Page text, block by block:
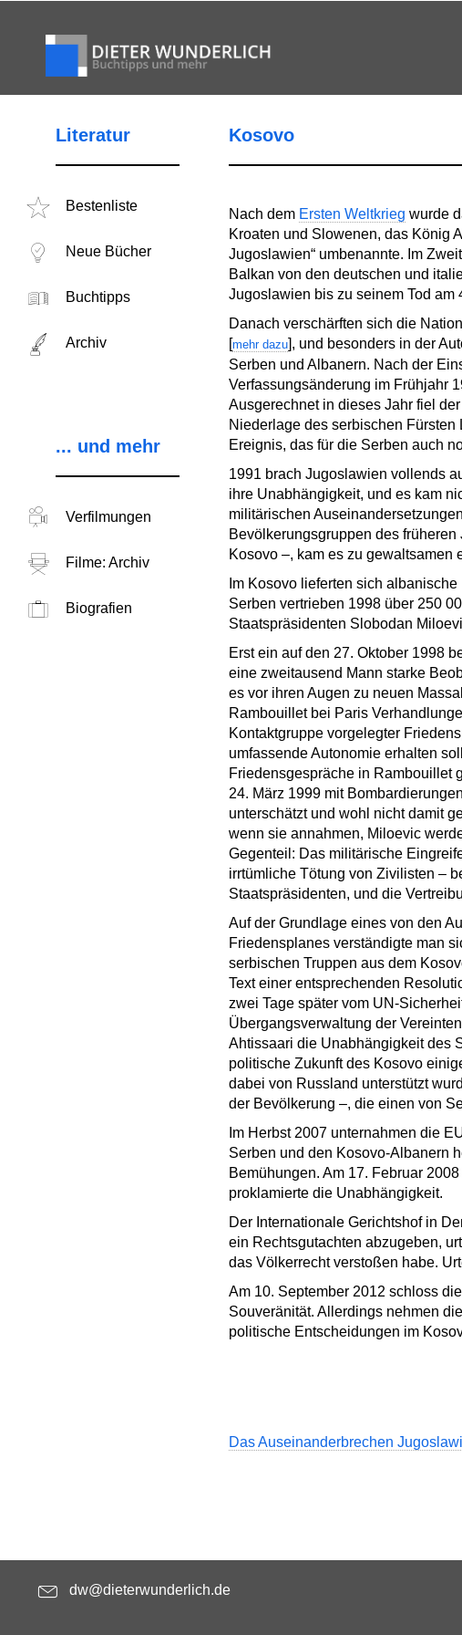
Literatur
Bestenliste
Neue Bücher
Buchtipps
Archiv
... und mehr
Verfilmungen
Filme: Archiv
Biografien
Kosovo
Nach dem Ersten Weltkrieg wurde
Kroaten und Slowenen, das König
Jugoslawien“ umbenannte. Im
Balkan von den deutschen und
Jugoslawien bis zu seinem Tod am
Danach verschärften sich die
[mehr dazu], und besonders in der
Serben und Albanern. Nach der
Verfassungsänderung im Frühjahr
Ausgerechnet in dieses Jahr fiel
Niederlage des serbischen
Ereignis, das für die Serben auch
1991 brach Jugoslawien vollends
ihre Unabhängigkeit, und es kam
militärischen
Bevölkerungsgruppen des
Kosovo –, kam es zu gewaltsamen
Im Kosovo lieferten sich
Serben vertrieben 1998 über 250
Staatspräsidenten Slobodan
Erst ein auf den 27. Oktober 1998
eine zweitausend Mann starke
es vor ihren Augen zu neuen
Rambouillet bei Paris
Kontaktgruppe vorgelegter
umfassende Autonomie erhalten
Friedensgespräche in Rambouillet
24. März 1999 mit
unterschätzt und wohl nicht damit
wenn sie annahmen, Miloevic
Gegenteil: Das militärische
irrtümliche Tötung von Zivilisten –
Staatspräsidenten, und die
Auf der Grundlage eines von den
Friedensplanes verständigte man
serbischen Truppen aus dem
Text einer entsprechenden
zwei Tage später vom UN-
Übergangsverwaltung der
Ahtissaari die Unabhängigkeit des
politische Zukunft des Kosovo
dabei von Russland unterstützt
der Bevölkerung –, die einen von
Im Herbst 2007 unternahmen die
Serben und den Kosovo-Albanern
Bemühungen. Am 17. Februar
proklamierte die Unabhängigkeit.
Der Internationale Gerichtshof in
ein Rechtsgutachten abzugeben,
das Völkerrecht verstoßen habe.
Am 10. September 2012 schloss
Souveränität. Allerdings nehmen
politische Entscheidungen im
Das Auseinanderbrechen
dw@dieterwunderlich.de